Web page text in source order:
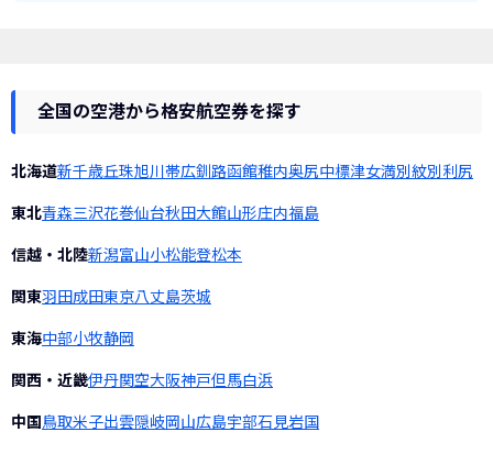
全国の空港から格安航空券を探す
北海道新千歳丘珠旭川 帯広釧路函館稚内奥尻中標津女満別 紋別 利尻
東北青森三沢花巻仙台秋田大館山形庄内福島
信越・北陸新潟富山小松能登松本
関東羽田成田東京八丈島茨城
東海中部小牧静岡
関西・近畿伊丹関空大阪神戸但馬白浜
中国鳥取米子出雲隠岐岡山広島宇部石見岩国